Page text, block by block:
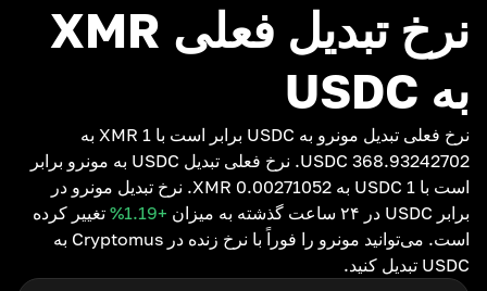
نرخ تبدیل فعلی XMR
به USDC
نرخ فعلی تبدیل مونرو به USDC برابر است با 1 XMR به
368.93242702 USDC. نرخ فعلی تبدیل USDC به مونرو برابر
است با 1 USDC به 0.00271052 XMR. نرخ تبدیل مونرو در
برابر USDC در ۲۴ ساعت گذشته به میزان
+1.19
% تغییر کرده
است. می‌توانید مونرو را فوراً با نرخ زنده در Cryptomus به
USDC تبدیل کنید.